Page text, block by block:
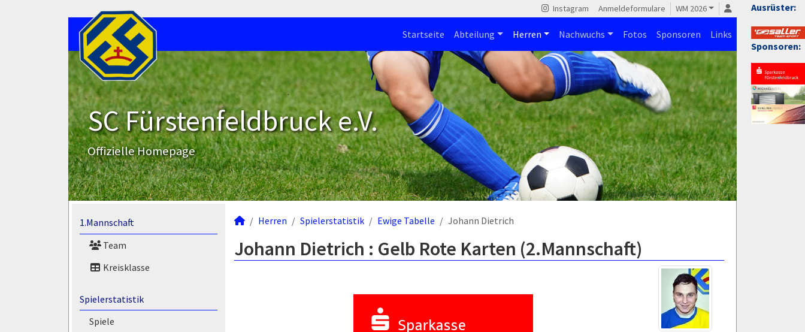
Ausrüster:
Sponsoren:
Instagram Anmeldeformulare WM 2026
Startseite Abteilung Herren Nachwuchs Fotos Sponsoren Links
SC Fürstenfeldbruck e.V.
Offizielle Homepage
1.Mannschaft
Team
Kreisklasse
Spielerstatistik
Spiele
Herren Spielerstatistik Ewige Tabelle Johann Dietrich
Johann Dietrich : Gelb Rote Karten (2.Mannschaft)